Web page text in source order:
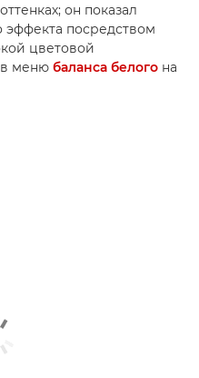
он показал
эффекта посредством
цветовой
в меню баланса белого на